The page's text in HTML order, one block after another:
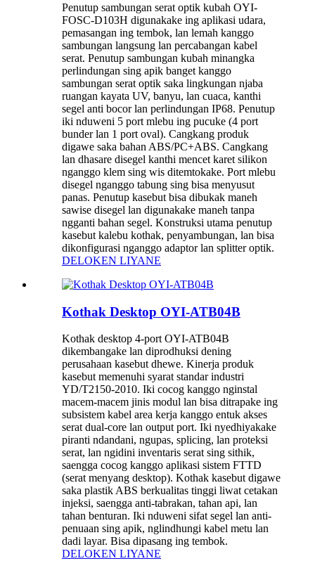
Penutup sambungan serat optik kubah OYI-
FOSC-D103H digunakake ing aplikasi udara,
pemasangan ing tembok, lan lemah kanggo
sambungan langsung lan percabangan kabel
serat. Penutup sambungan kubah minangka
perlindungan sing apik banget kanggo
sambungan serat optik saka lingkungan njaba
ruangan kayata UV, banyu, lan cuaca, kanthi
segel anti bocor lan perlindungan IP68. Penutup
iki nduweni 5 port mlebu ing pucuke (4 port
bunder lan 1 port oval). Cangkang produk
digawe saka bahan ABS/PC+ABS. Cangkang
lan dhasare disegel kanthi mencet karet silikon
nganggo klem sing wis ditemtokake. Port mlebu
disegel nganggo tabung sing bisa menyusut
panas. Penutup kasebut bisa dibukak maneh
sawise disegel lan digunakake maneh tanpa
ngganti bahan segel. Konstruksi utama penutup
kasebut kalebu kothak, penyambungan, lan bisa
dikonfigurasi nganggo adaptor lan splitter optik.
DELOKEN LIYANE
Kothak Desktop OYI-ATB04B
Kothak desktop 4-port OYI-ATB04B
dikembangake lan diprodhuksi dening
perusahaan kasebut dhewe. Kinerja produk
kasebut memenuhi syarat standar industri
YD/T2150-2010. Iki cocog kanggo nginstal
macem-macem jinis modul lan bisa ditrapake ing
subsistem kabel area kerja kanggo entuk akses
serat dual-core lan output port. Iki nyedhiyakake
piranti ndandani, ngupas, splicing, lan proteksi
serat, lan ngidini inventaris serat sing sithik,
saengga cocog kanggo aplikasi sistem FTTD
(serat menyang desktop). Kothak kasebut digawe
saka plastik ABS berkualitas tinggi liwat cetakan
injeksi, saengga anti-tabrakan, tahan api, lan
tahan benturan. Iki nduweni sifat segel lan anti-
penuaan sing apik, nglindhungi kabel metu lan
dadi layar. Bisa dipasang ing tembok.
DELOKEN LIYANE